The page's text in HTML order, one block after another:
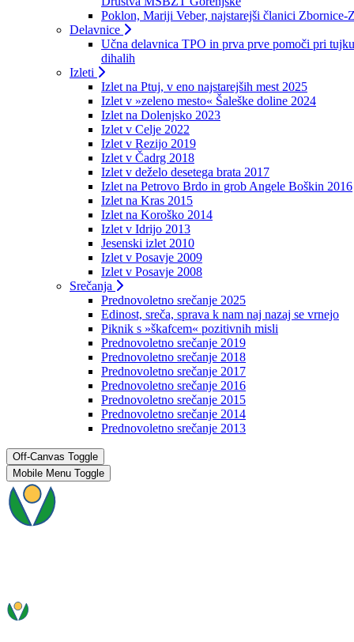
Poklon, Mariji Veber, najstarejši članici Zbornice-
Delavnice
Učna delavnica TPO in prva prve pomoči pri
dihalih
Izleti
Izlet na Ptuj, v eno najstarejših mest 2025
Izlet v »zeleno mesto« Šaleške doline 2024
Izlet na Dolenjsko 2023
Izlet v Celje 2022
Izlet v Rezijo 2019
Izlet v Čadrg 2018
Izlet v deželo desetega brata 2017
Izlet na Petrovo Brdo in grob Angele Boškin 2016
Izlet na Kras 2015
Izlet na Koroško 2014
Izlet v Idrijo 2013
Jesenski izlet 2010
Izlet v Posavje 2009
Izlet v Posavje 2008
Srečanja
Prednovoletno srečanje 2025
Edinost, sreča, sprava k nam naj nazaj se vrnejo
Piknik s »škafcem« pozitivnih misli
Prednovoletno srečanje 2019
Prednovoletno srečanje 2018
Prednovoletno srečanje 2017
Prednovoletno srečanje 2016
Prednovoletno srečanje 2015
Prednovoletno srečanje 2014
Prednovoletno srečanje 2013
Off-Canvas Toggle
Mobile Menu Toggle